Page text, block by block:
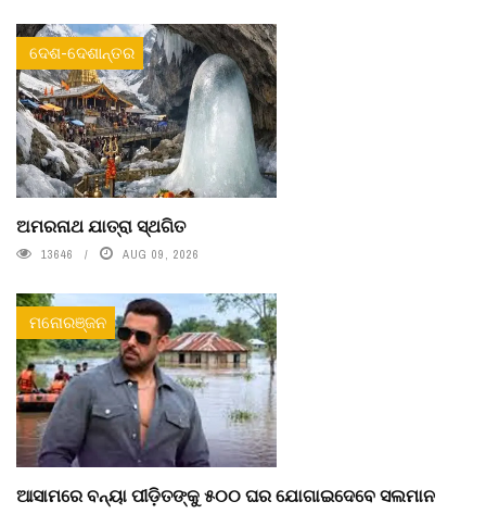
ଦେଶ-ଦେଶାନ୍ତର
ଅମରନାଥ ଯାତ୍ରା ସ୍ଥଗିତ
13646 AUG 09, 2026
ମନୋରଞ୍ଜନ
ଆସାମରେ ବନ୍ୟା ପୀଡ଼ିତଙ୍କୁ ୫୦୦ ଘର ଯୋଗାଇଦେବେ ସଲମାନ